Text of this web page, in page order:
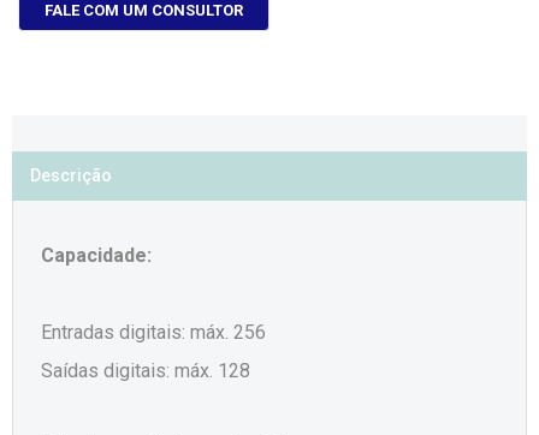
FALE COM UM CONSULTOR
Descrição
Capacidade:
Entradas digitais: máx. 256
Saídas digitais: máx. 128